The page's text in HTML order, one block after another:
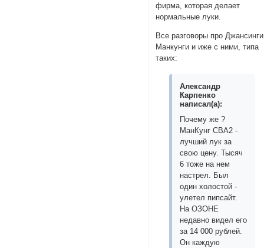
фирма, которая делает
нормальные луки.
Все разговоры про
Манкунги и иже с ними, типа
таких:
Александр
Карпенко
написал(а):
Почему же ?
МанКунг CBA2 -
лучший лук за
свою цену. Тысяч
6 тоже на нем
настрел. Был
один холостой -
улетел пипсайт.
На ОЗОНЕ
недавно видел его
за 14 000 рублей.
Он каждую